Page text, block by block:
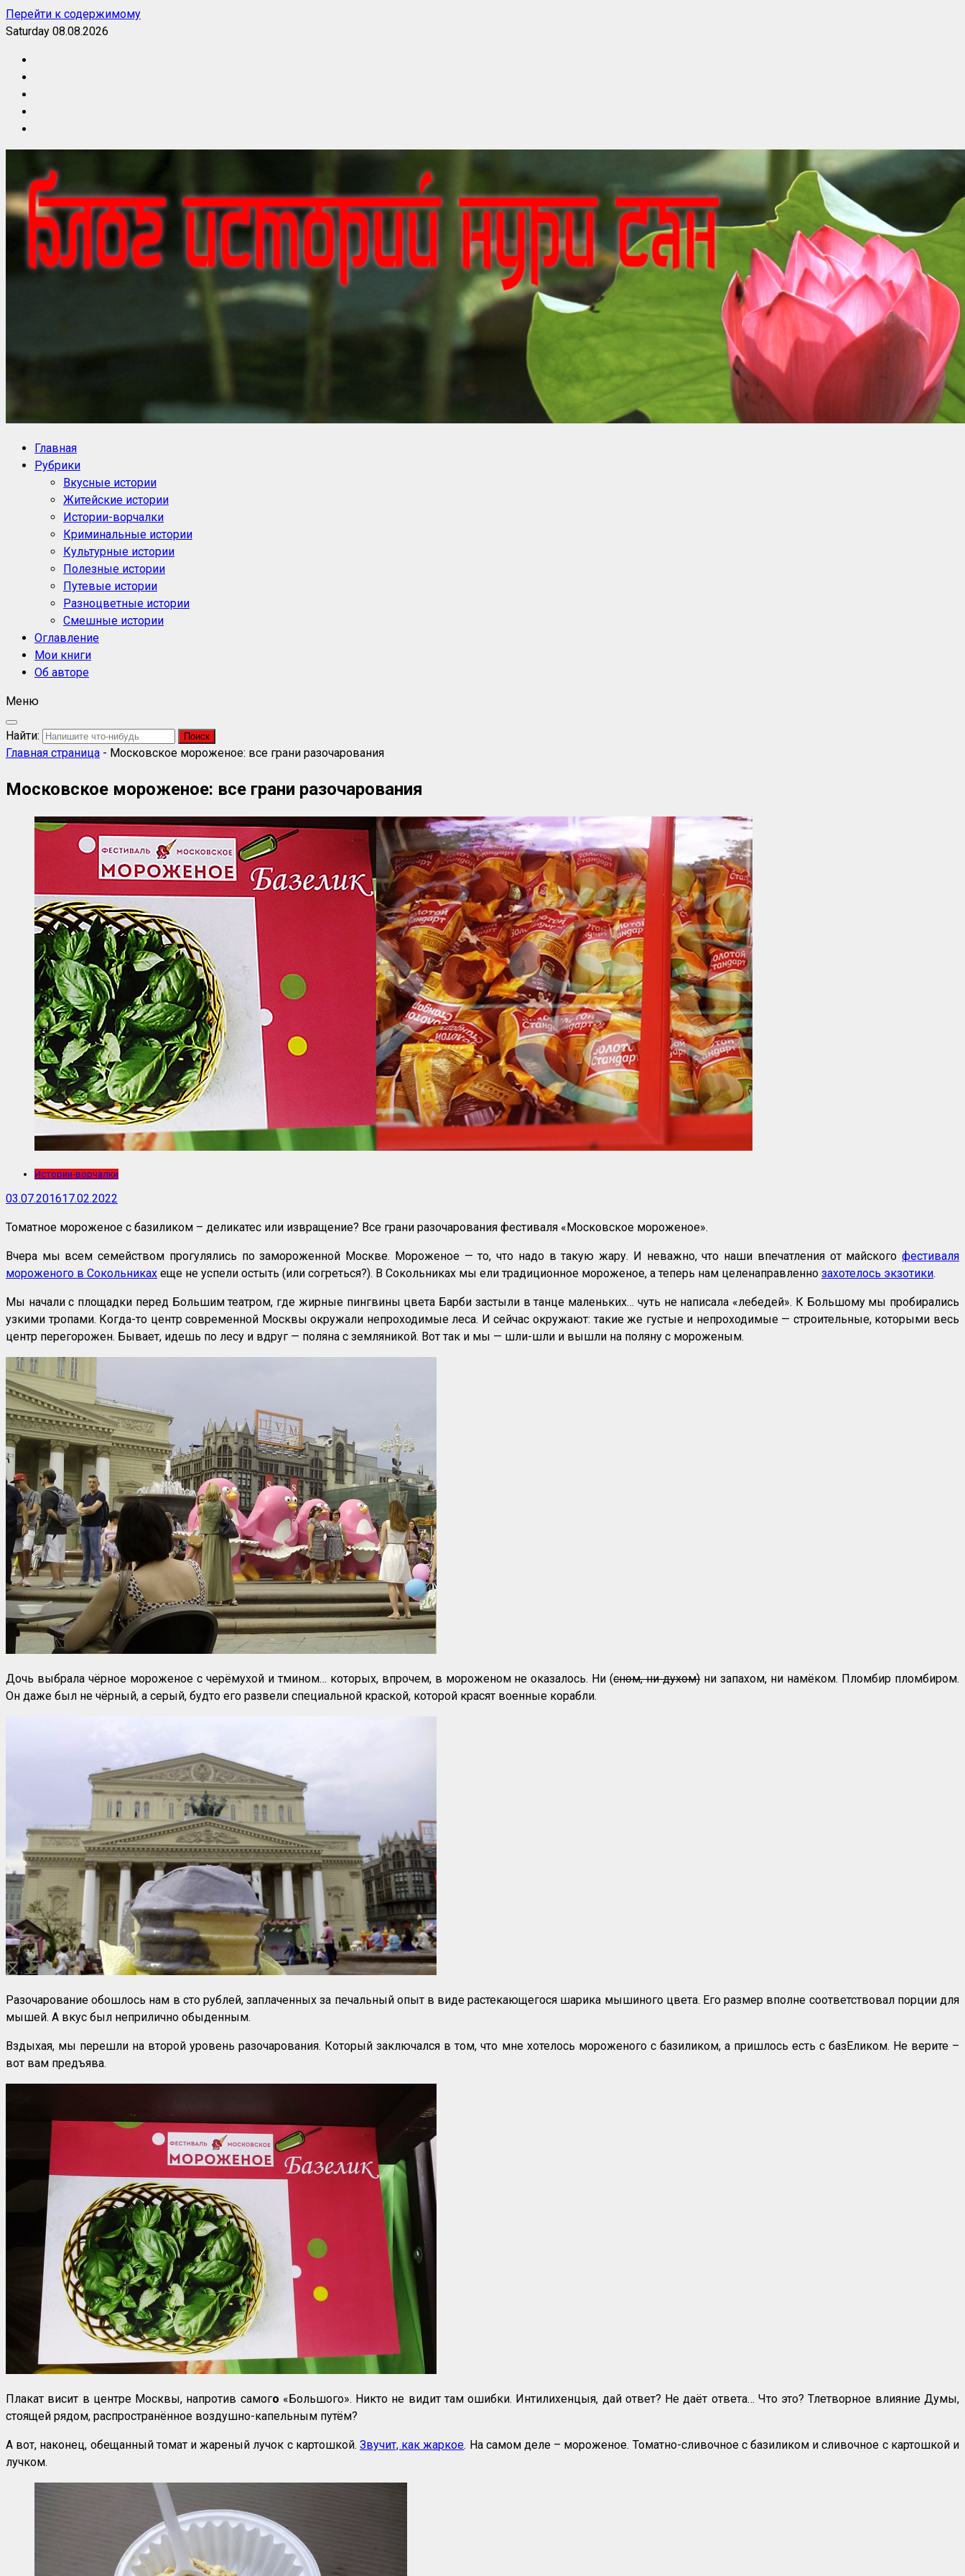
Перейти к содержимому
Saturday 08.08.2026
Блог историй NoorySan
Главная
Рубрики
Вкусные истории
Житейские истории
Истории-ворчалки
Криминальные истории
Культурные истории
Полезные истории
Путевые истории
Разноцветные истории
Смешные истории
Оглавление
Мои книги
Об авторе
Меню
Найти:
Главная страница - Московское мороженое: все грани разочарования
Московское мороженое: все грани разочарования
Истории-ворчалки
03.07.201617.02.2022
Томатное мороженое с базиликом – деликатес или извращение? Все грани разочарования фестиваля «Московское мороженое».
Вчера мы всем семейством прогулялись по замороженной Москве. Мороженое — то, что надо в такую жару. И неважно, что наши впечатления от майского фестиваля
мороженого в Сокольниках еще не успели остыть (или согреться?). В Сокольниках мы ели традиционное мороженое, а теперь нам целенаправленно захотелось экзотики.
Мы начали с площадки перед Большим театром, где жирные пингвины цвета Барби застыли в танце маленьких… чуть не написала «лебедей». К Большому мы пробирались
узкими тропами. Когда-то центр современной Москвы окружали непроходимые леса. И сейчас окружают: такие же густые и непроходимые — строительные, которыми весь
центр перегорожен. Бывает, идешь по лесу и вдруг — поляна с земляникой. Вот так и мы — шли-шли и вышли на поляну с мороженым.
Дочь выбрала чёрное мороженое с черёмухой и тмином… которых, впрочем, в мороженом не оказалось. Ни (сном, ни духом)ни запахом, ни намёком. Пломбир пломбиром.
Он даже был не чёрный, а серый, будто его развели специальной краской, которой красят военные корабли.
Разочарование обошлось нам в сто рублей, заплаченных за печальный опыт в виде растекающегося шарика мышиного цвета. Его размер вполне соответствовал порции для
мышей. А вкус был неприлично обыденным.
Вздыхая, мы перешли на второй уровень разочарования. Который заключался в том, что мне хотелось мороженого с базиликом, а пришлось есть с базЕликом. Не верите –
вот вам предъява.
Плакат висит в центре Москвы, напротив самого «Большого». Никто не видит там ошибки. Интилихенцыя, дай ответ? Не даёт ответа… Что это? Тлетворное влияние Думы,
стоящей рядом, распространённое воздушно-капельным путём?
А вот, наконец, обещанный томат и жареный лучок с картошкой. Звучит, как жаркое. На самом деле – мороженое. Томатно-сливочное с базиликом и сливочное с картошкой и
лучком.